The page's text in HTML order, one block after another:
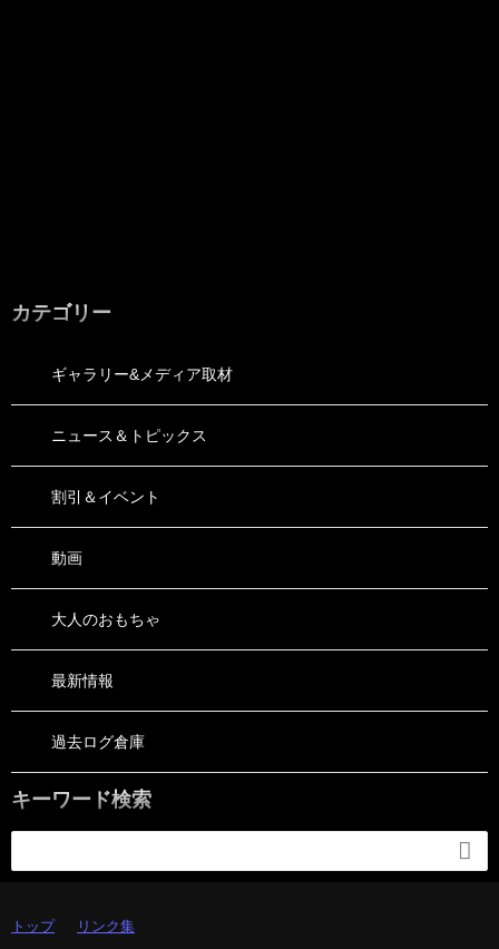
カテゴリー
ギャラリー&メディア取材
ニュース＆トピックス
割引＆イベント
動画
大人のおもちゃ
最新情報
過去ログ倉庫
キーワード検索

トップ リンク集